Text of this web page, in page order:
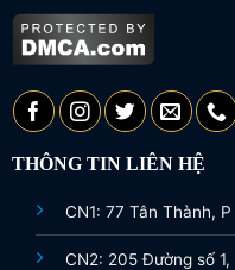
THÔNG TIN LIÊN HỆ
CN1: 77 Tân Thành,
CN2: 205 Đường số 1,